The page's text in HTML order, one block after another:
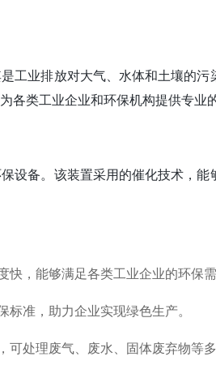
工业排放对大气、水体和土壤的
类工业企业和环保机构提供专业
设备。该装置采用的催化技术，
，能够满足各类工业企业的环保需
准，助力企业实现绿色生产。
处理废气、废水、固体废弃物等多